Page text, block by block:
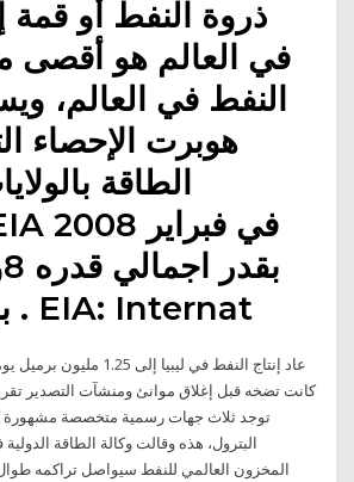
ذروة النفط أو قمة
في العالم هو أقصى
النفط في العالم،
هوبرت الإحصاء
الطاقة
برميل يوميا . EIA: Internat
عاد إنتاج النفط في ليبيا
كانت تضخه قبل إغلاق موانئ ومنشآت التصدير
توجد ثلاث جهات رسمية متخصصة مشهورة
البترول، هذه وقالت وكالة الطاقة